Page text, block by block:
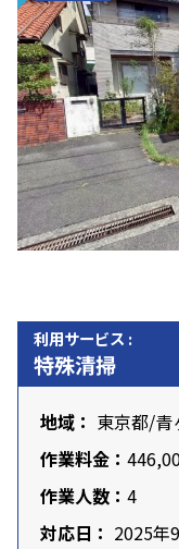
利用サービス :
特殊清掃
地域： 東京都/青
作業料金：
作業人数： 4
対応日： 2025年